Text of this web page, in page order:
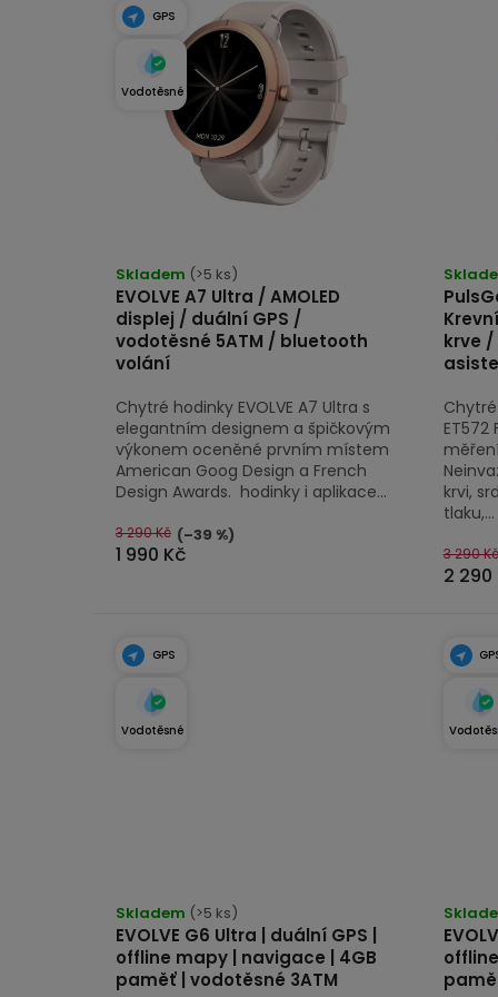
GPS
Vodotěsné
EVOLVE A7 Ultra / AMOLED
displej / duální GPS /
vodotěsné 5ATM / bluetooth
volání
hodnocení
produktu
je
4,9
5
hvězdiček.
Skladem (>5 ks)
1 990 Kč
3 290 Kč (–39 %)
Chytré hodinky EVOLVE A7 Ultra s
elegantním designem a špičkovým
výkonem oceněné prvním místem
American Goog Design a French
Design Awards. hodinky i aplikace...
krve /
2 290
3 290 Kč
Chytré
krvi,
tlaku,...
GPS
Vodotěsné
EVOLVE G6 Ultra | duální GPS |
offline mapy | navigace | 4GB
paměť | vodotěsné 3ATM
Skladem (>5 ks)
je